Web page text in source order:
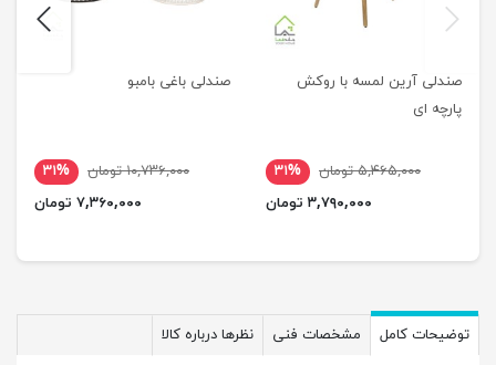
صندلی آرین لمسه با روکش
پارچه ای
۵,۴۶۵,۰۰۰ تومان
۳۱%
۳,۷۹۰,۰۰۰ تومان
صندلی باغی بامبو
۱۰,۷۳۶,۰۰۰ تومان
۳۱%
۷,۳۶۰,۰۰۰ تومان
previus
توضیحات کامل مشخصات فنی نظرها درباره کالا